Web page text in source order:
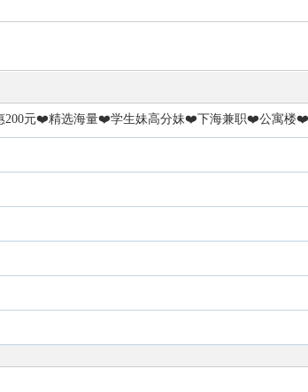
元❤️精选海量❤️学生妹高分妹❤️下海兼职❤️公寓楼